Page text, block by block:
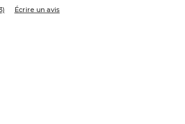
Écrire un avis